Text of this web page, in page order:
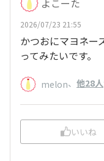
2026/07/23 21:55
かつおにマヨネー
ってみたいです。
melon、 他28人
いいね